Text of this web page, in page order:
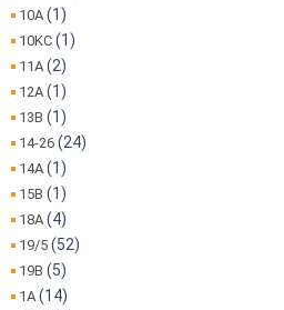
10A (1)
10KC (1)
11A (2)
12A (1)
13B (1)
14-26 (24)
14A (1)
15B (1)
18A (4)
19/5 (52)
19B (5)
1A (14)